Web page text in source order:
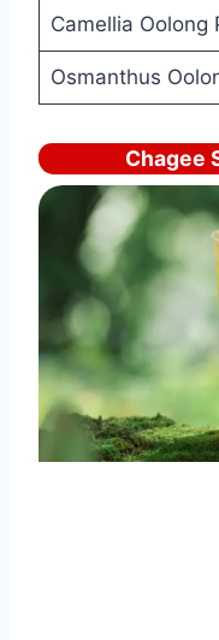
Camellia Oolong
Osmanthus
Chagee